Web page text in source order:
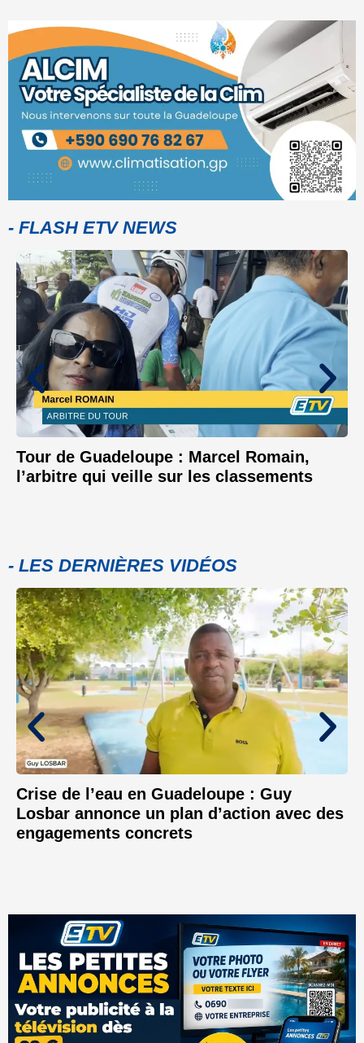
- FLASH ETV NEWS
Tour de Guadeloupe : Marcel Romain,
l’arbitre qui veille sur les classements
- LES DERNIÈRES VIDÉOS
Crise de l’eau en Guadeloupe : Guy
Losbar annonce un plan d’action avec des
engagements concrets